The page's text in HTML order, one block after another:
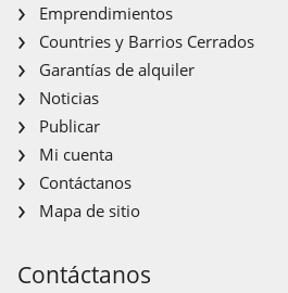
Emprendimientos
Countries y Barrios Cerrados
Garantías de alquiler
Noticias
Publicar
Mi cuenta
Contáctanos
Mapa de sitio
Contáctanos